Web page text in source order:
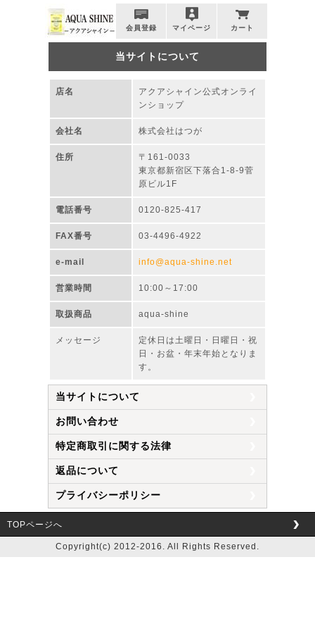
会員登録 マイページ カート
当サイトについて
店名
アクアシャイン公式オンライ
ンショップ
会社名 株式会社はつが
住所
〒161-0033
東京都新宿区下落合1-8-9菅
原ビル1F
電話番号 0120-825-417
FAX番号 03-4496-4922
e-mail info@aqua-shine.net
営業時間 10:00～17:00
取扱商品 aqua-shine
メッセージ
定休日は土曜日・日曜日・祝
日・お盆・年末年始となりま
す。
当サイトについて
お問い合わせ
特定商取引に関する法律
返品について
プライバシーポリシー
TOPページへ
Copyright(c) 2012-2016. All Rights Reserved.